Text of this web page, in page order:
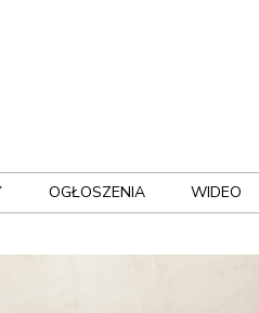
OGŁOSZENIA WIDEO